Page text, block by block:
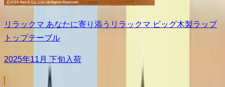
リラックマ あなたに寄り添うリラックマ ビッグ木製ラップ
トップテーブル
2025年11月 下旬入荷